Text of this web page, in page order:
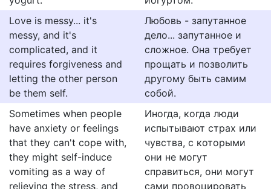
Love is messy... it's
messy, and it's
complicated, and it
requires forgiveness and
letting the other person
be them self.
Любовь - запутанное
дело... запутанное и
сложное. Она требует
прощать и позволить
другому быть самим
собой.
Sometimes when people
have anxiety or feelings
that they can't cope with,
they might self-induce
vomiting as a way of
relieving the stress, and
Иногда, когда люди
испытывают страх или
чувства, с которыми
они не могут
справиться, они могут
сами провоцировать